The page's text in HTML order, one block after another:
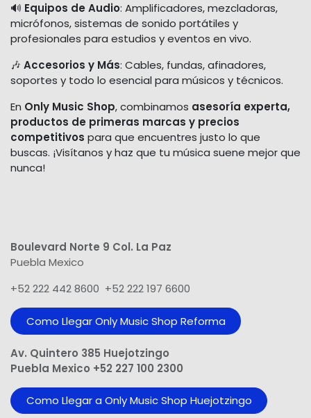
🔊 Equipos de Audio: Amplificadores, mezcladoras,
micrófonos, sistemas de sonido portátiles y
profesionales para estudios y eventos en vivo.
🎶 Accesorios y Más: Cables, fundas, afinadores,
soportes y todo lo esencial para músicos y técnicos.
En Only Music Shop, combinamos asesoría experta,
productos de primeras marcas y precios
competitivos para que encuentres justo lo que
buscas. ¡Visítanos y haz que tu música suene mejor que
nunca!
Boulevard Norte 9 Col. La Paz
Puebla Mexico
+52 222 442 8600 +52 222 197 6600
Como Llegar Only Music Shop​ Reforma
Av. Quintero 385 Huejotzingo
Puebla Mexico +52 227 100 2300
Como Llegar a Only Music Shop Huejotzingo